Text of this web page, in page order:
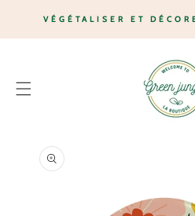
PASSER
CONTENU
VÉGÉTALISER ET
PASSER AUX
INFORMATIONS
PRODUITS